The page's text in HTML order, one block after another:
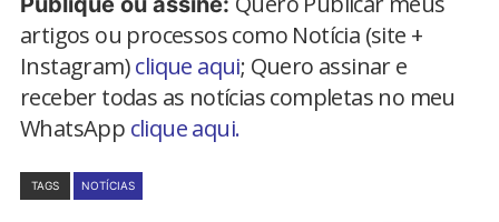
artigos ou processos como Notícia (site +
Instagram)clique aqui; Quero assinar e
receber todas as notícias completas no meu
WhatsApp clique aqui.
TAGS NOTÍCIAS